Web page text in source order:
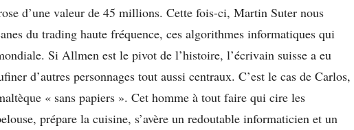
d’une valeur de 45 millions. Cette fois-ci, Martin Suter nous
du trading haute fréquence, ces algorithmes informatiques qui
Si Allmen est le pivot de l’histoire, l’écrivain suisse a eu
d’autres personnages tout aussi centraux. C’est le cas de Carlos,
« sans papiers ». Cet homme à tout faire qui cire les
prépare la cuisine, s’avère un redoutable informaticien et un